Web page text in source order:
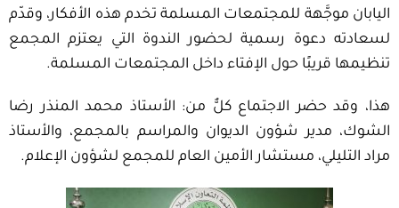
اليابان موجَّهة للمجتمعات المسلمة تخدم هذه الأفكار، وقدّم
لسعادته دعوة رسمية لحضور الندوة التي يعتزم المجمع
تنظيمها قريبًا حول الإفتاء داخل المجتمعات المسلمة.
هذا، وقد حضر الاجتماع كلٌّ من: الأستاذ محمد المنذر رضا
الشوك، مدير شؤون الديوان والمراسم بالمجمع، والأستاذ
مراد التليلي، مستشار الأمين العام للمجمع لشؤون الإعلام.